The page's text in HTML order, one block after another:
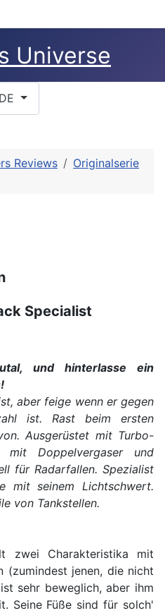
DE
Reviews
Originalserie
Specialist
und hinterlasse ein
aber feige wenn er gegen
ist. Rast beim ersten
Ausgerüstet mit Turbo-
mit Doppelvergaser und
für Radarfallen. Spezialist
mit seinem Lichtschwert.
von Tankstellen.
zwei Charakteristika mit
(zumindest jenen, die nicht
sehr beweglich, aber ihm
Seine Füße sind für solch'